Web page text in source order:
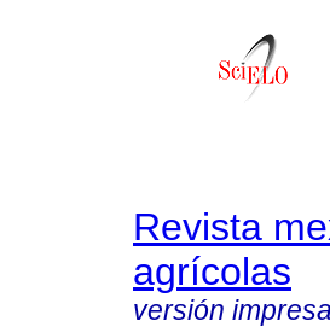
Revista
agrícolas
versión impresa